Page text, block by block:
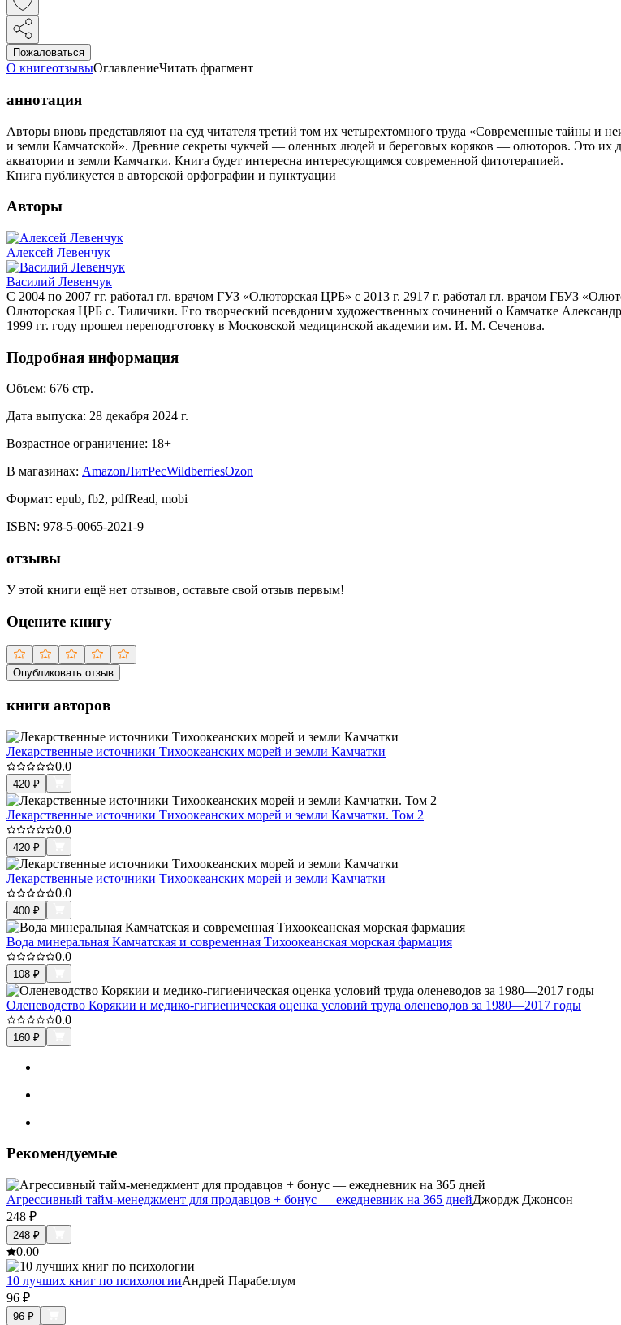
Пожаловаться
О книгеотзывыОглавлениеЧитать фрагмент
аннотация
Авторы вновь представляют на суд читателя третий том их четырехтомного труда «Современные тайны и
и земли Камчатской». Древние секреты чукчей — оленных людей и береговых коряков — олюторов. Это их
акватории и земли Камчатки. Книга будет интересна интересующимся современной фитотерапией.
Книга публикуется в авторской орфографии и пунктуации
Авторы
Алексей Левенчук
Василий Левенчук
С 2004 по 2007 гг. работал гл. врачом ГУЗ «Олюторская ЦРБ» с 2013 г. 2917 г. работал гл. врачом ГБУЗ
Олюторская ЦРБ с. Тиличики. Его творческий псевдоним художественных сочинений о Камчатке
1999 гг. году прошел переподготовку в Московской медицинской академии им. И. М. Сеченова.
Подробная информация
Объем: 676 стр.
Дата выпуска: 28 декабря 2024 г.
Возрастное ограничение: 18+
В магазинах: AmazonЛитРесWildberriesOzon
Формат: epub, fb2, pdfRead, mobi
ISBN: 978-5-0065-2021-9
отзывы
У этой книги ещё нет отзывов, оставьте свой отзыв первым!
Оцените книгу
Опубликовать отзыв
книги авторов
Лекарственные источники Тихоокеанских морей и земли Камчатки
0.0
420 ₽
Лекарственные источники Тихоокеанских морей и земли Камчатки. Том 2
0.0
420 ₽
Лекарственные источники Тихоокеанских морей и земли Камчатки
0.0
400 ₽
Вода минеральная Камчатская и современная Тихоокеанская морская фармация
0.0
108 ₽
Оленеводство Корякии и медико-гигиеническая оценка условий труда оленеводов за 1980—2017 годы
0.0
160 ₽
Рекомендуемые
Агрессивный тайм-менеджмент для продавцов + бонус — ежедневник на 365 днейДжордж Джонсон
248 ₽
248 ₽
0.00
10 лучших книг по психологииАндрей Парабеллум
96 ₽
96 ₽